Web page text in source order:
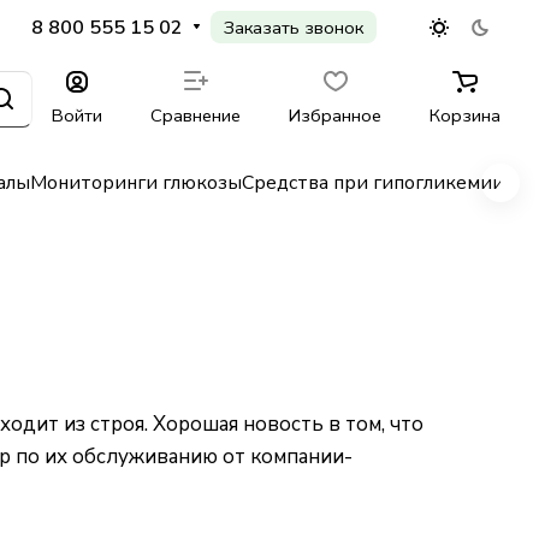
8 800 555 15 02 Заказать звонок
Войти Сравнение Избранное Корзина
Мониторинги глюкозыСредства при гипогликемии
из строя. Хорошая новость в том, что
по их обслуживанию от компании-